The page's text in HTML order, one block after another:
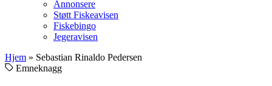
Annonsere
Støtt Fiskeavisen
Fiskebingo
Jegeravisen
Hjem » Sebastian Rinaldo Pedersen
Emneknagg